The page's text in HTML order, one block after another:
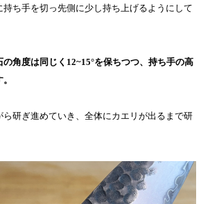
ち手を切っ先側に少し持ち上げるようにして
角度は同じく12~15°を保ちつつ、持ち手の高
ら研ぎ進めていき、全体にカエリが出るまで研